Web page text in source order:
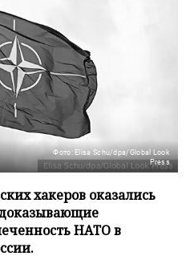
Фото: Elisa Schu/dpa/Global Look
Press
хакеров оказались
НАТО в